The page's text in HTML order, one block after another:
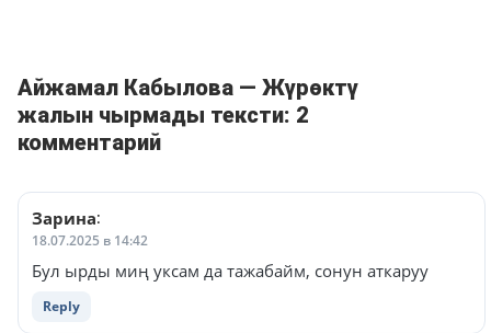
Айжамал Кабылова — Жүрөктү
жалын чырмады тексти: 2
комментарий
Зарина:
18.07.2025 в 14:42
Бул ырды миң уксам да тажабайм, сонун аткаруу
Reply